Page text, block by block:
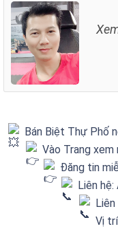
Bán Biệt Thự Phố
Vào Trang xem
Đăng tin
Liên hệ:
Vị